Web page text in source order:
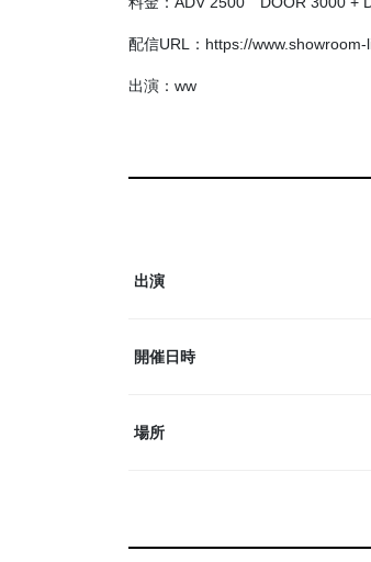
配信URL：https://
出演：ww
出演
開催日時
場所